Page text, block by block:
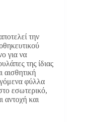
την
για να
της ίδιας
αισθητική
φύλλα
εσωτερικό,
αντοχή και